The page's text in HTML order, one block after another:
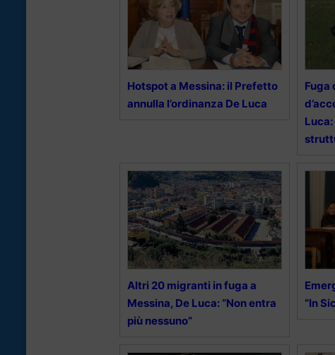
Hotspot a Messina: il Prefetto
annulla l’ordinanza De Luca
Fuga
Altri 20 migranti in fuga a
Messina, De Luca: “Non entra
più nessuno”
“In